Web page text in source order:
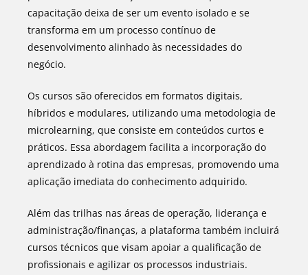
capacitação deixa de ser um evento isolado e se
transforma em um processo contínuo de
desenvolvimento alinhado às necessidades do
negócio.
Os cursos são oferecidos em formatos digitais,
híbridos e modulares, utilizando uma metodologia de
microlearning, que consiste em conteúdos curtos e
práticos. Essa abordagem facilita a incorporação do
aprendizado à rotina das empresas, promovendo uma
aplicação imediata do conhecimento adquirido.
Além das trilhas nas áreas de operação, liderança e
administração/finanças, a plataforma também incluirá
cursos técnicos que visam apoiar a qualificação de
profissionais e agilizar os processos industriais.